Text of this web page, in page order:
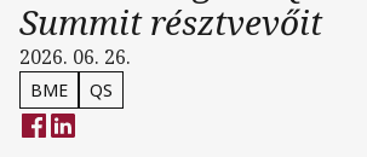
Summit résztvevőit
2026. 06. 26.
BME QS